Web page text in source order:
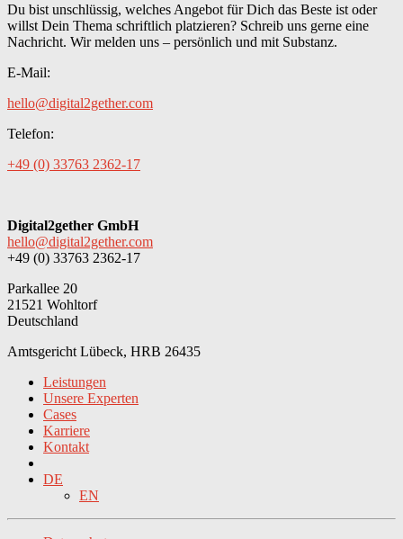
Du bist unschlüssig, welches Angebot für Dich das Beste ist oder
willst Dein Thema schriftlich platzieren? Schreib uns gerne eine
Nachricht. Wir melden uns – persönlich und mit Substanz.
E-Mail:
hello@digital2gether.com
Telefon:
+49 (0) 33763 2362-17
Digital2gether GmbH
hello@digital2gether.com
+49 (0) 33763 2362-17
Parkallee 20
21521 Wohltorf
Deutschland
Amtsgericht Lübeck, HRB 26435
Leistungen
Unsere Experten
Cases
Karriere
Kontakt
DE
EN